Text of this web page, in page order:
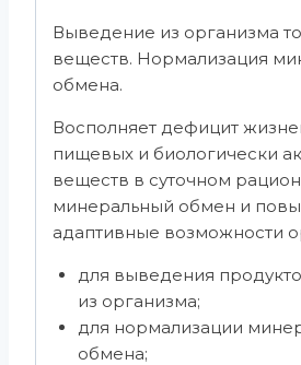
Выведение из организма
веществ. Нормализация
обмена.
Восполняет дефицит
пищевых и биологически
веществ в суточном
минеральный обмен и
адаптивные возможности
для выведения
из организма;
для нормализации
обмена;